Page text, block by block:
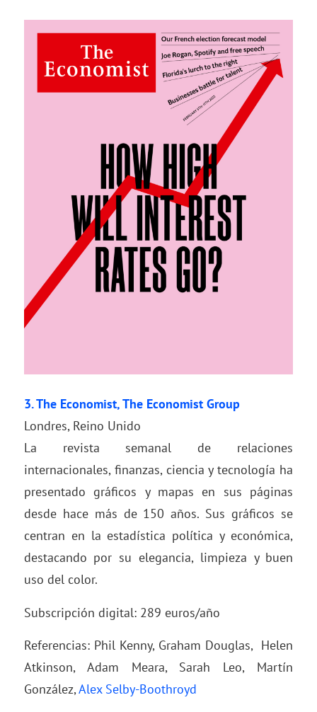
3.The Economist, The Economist Group
Londres, Reino Unido
La revista semanal de relaciones
internacionales, finanzas, ciencia y tecnología ha
presentado gráficos y mapas en sus páginas
desde hace más de 150 años. Sus gráficos se
centran en la estadística política y económica,
destacando por su elegancia, limpieza y buen
uso del color.
Subscripción digital: 289 euros/año
Referencias: Phil Kenny, Graham Douglas, Helen
Atkinson, Adam Meara, Sarah Leo, Martín
González,Alex Selby-Boothroyd